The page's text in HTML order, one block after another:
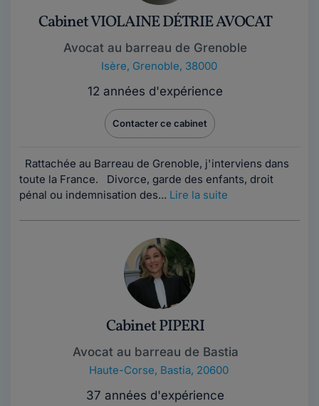
Cabinet VIOLAINE DÉTRIE AVOCAT
Avocat au barreau de Grenoble
Isère, Grenoble, 38000
12 années d'expérience
Contacter ce cabinet
Rattachée au Barreau de Grenoble, j'interviens dans
toute la France. Divorce, garde des enfants, droit
pénal ou indemnisation des... Lire la suite
Cabinet PIPERI
Avocat au barreau de Bastia
Haute-Corse, Bastia, 20600
37 années d'expérience